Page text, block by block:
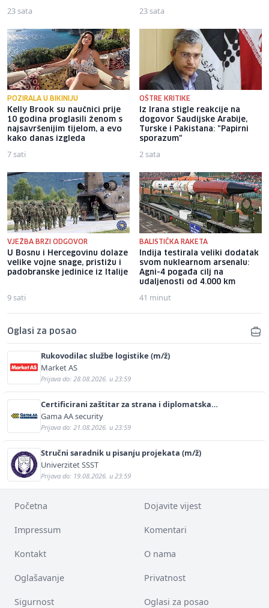
23 sata 23 sata
POZIRALA U BIKINIJU
Kelly Brook su naučnici prije
10 godina proglasili ženom s
najsavršenijim tijelom, a evo
kako danas izgleda
7 sati
OŠTRE KRITIKE
Iz Irana stigle reakcije na
dogovor Saudijske Arabije,
Turske i Pakistana: "Papirni
sporazum"
2 sata
VJEŽBA BRZI ODGOVOR
U Bosnu i Hercegovinu dolaze
velike vojne snage, pristižu i
padobranske jedinice iz Italije
9 sati
BALISTIČKA RAKETA
Indija testirala veliki dodatak
svom nuklearnom arsenalu:
Agni-4 pogađa cilj na
udaljenosti od 4.000 km
41 minut
Oglasi za posao
Rukovodilac službe logistike (m/ž)
Market AS
Prijava do: 28.08.2026. u 23:59
Certificirani zaštitar za strana i diplomatska
predstavništva (m/ž)
Gama AA security
Prijava do: 21.08.2026. u 23:59
Stručni saradnik u pisanju projekata (m/ž)
Univerzitet SSST
Prijava do: 19.08.2026. u 23:59
Početna Dojavite vijest
Impressum Komentari
Kontakt O nama
Oglašavanje Privatnost
Sigurnost Oglasi za posao